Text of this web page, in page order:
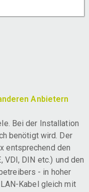
Anbietern
Bei der Installation
benötigt wird. Der
entsprechend den
VDI, DIN etc.) und den
- in hoher
Kabel gleich mit